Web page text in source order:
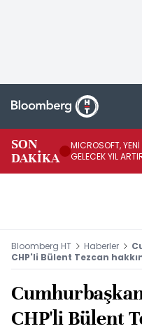
SON
DAKİKA
MICROSOFT, YENİ
GELECEK YIL
Bloomberg HT Haberler
CHP'li Bülent Tezcan
CHP'li Bülent